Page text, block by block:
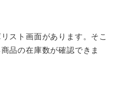
スト画面があります。そこ
品の在庫数が確認できま